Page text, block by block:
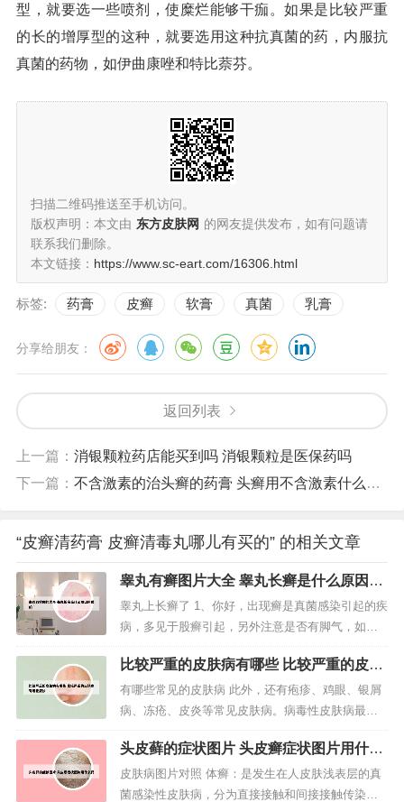
型，就要选一些喷剂，使糜烂能够干痂。如果是比较严重
的长的增厚型的这种，就要选用这种抗真菌的药，内服抗
真菌的药物，如伊曲康唑和特比萘芬。
扫描二维码推送至手机访问。
版权声明：本文由 东方皮肤网 的网友提供发布，如有问题请
联系我们删除。
本文链接： https://www.sc-eart.com/16306.html
标签: 药膏 皮癣 软膏 真菌 乳膏
分享给朋友：
返回列表
上一篇： 消银颗粒药店能买到吗 消银颗粒是医保药吗
下一篇： 不含激素的治头癣的药膏 头癣用不含激素什么药膏
“皮癣清药膏 皮癣清毒丸哪儿有买的” 的相关文章
睾丸有癣图片大全 睾丸长癣是什么原因造
成的
睾丸上长癣了 1、你好，出现癣是真菌感染引起的疾
病，多见于股癣引起，另外注意是否有脚气，如果
有脚气也可以导致。2、问题分析： 你好，根据你的
症状的描述是睾丸两侧外皮肤有红斑鳞屑并且边界
清楚及瘙痒等症状，初步考虑为真菌感染引起的股
癣的可能性大。3、可以用癣药抹，比如：克霉唑软
膏、咪康唑软膏、酮康唑软膏...
比较严重的皮肤病有哪些 比较严重的皮肤
病有哪些症状
有哪些常见的皮肤病 此外，还有疱疹、鸡眼、银屑
病、冻疮、皮炎等常见皮肤病。病毒性皮肤病最常
见的包括疱疹、单纯疱疹、水痘和带状疱疹，还有
由各类的病毒感染引起的疣，俗称瘊子，例如寻常
疣、扁平疣、传染性软疣等等。细菌性皮肤病最常
见的包括毛囊炎、疖肿。常见的皮肤病有以下几
头皮藓的症状图片 头皮癣症状图片用什么
药
皮肤病图片对照 体癣：是发生在人皮肤浅表层的真
菌感染性皮肤病，分为直接接触和间接接触传染。